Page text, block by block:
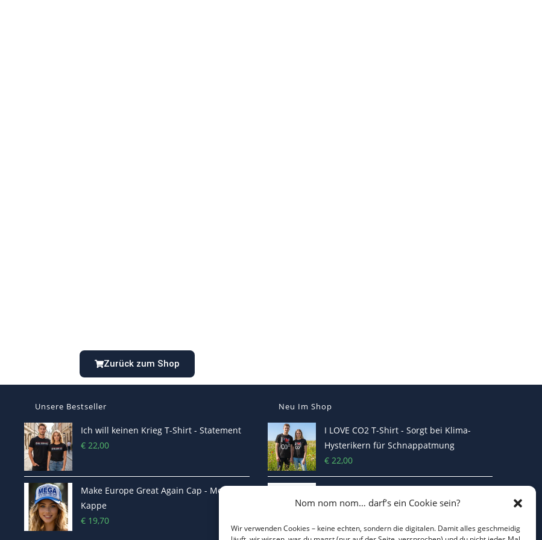
Nom nom nom… darf’s ein Cookie sein?
Wir verwenden Cookies – keine echten, sondern die digitalen. Damit alles geschmeidig
Zurück zum Shop
Unsere Bestseller
Ich will keinen Krieg T-Shirt - Statement
€ 22,00
Make Europe Great Again Cap - Mega
Kappe
€ 19,70
Neu Im Shop
I LOVE CO2 T-Shirt - Sorgt bei Klima-
Hysterikern für Schnappatmung
€22,00
€19,70